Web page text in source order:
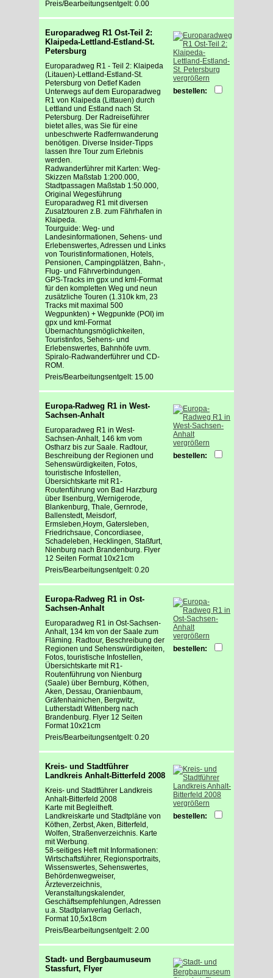
Preis/Bearbeitungsentgelt: 0.00
Europaradweg R1 Ost-Teil 2:
Klaipeda-Lettland-Estland-St.
Petersburg
Europaradweg R1 - Teil 2: Klaipeda
(Litauen)-Lettland-Estland-St.
Petersburg von Detlef Kaden
Unterwegs auf dem Europaradweg
R1 von Klaipeda (Littauen) durch
Lettland und Estland nach St.
Petersburg. Der Radreiseführer
bietet alles, was Sie für eine
unbeschwerte Radfernwanderung
benötigen. Diverse Insider-Tipps
lassen Ihre Tour zum Erlebnis
werden.
Radwanderführer mit Karten: Weg-
Skizzen Maßstab 1:200.000,
Stadtpassagen Maßstab 1:50.000,
Original Wegesführung
Europaradweg R1 mit diversen
Zusatztouren z.B. zum Fährhafen in
Klaipeda.
Tourguide: Weg- und
Landesinformationen, Sehens- und
Erlebenswertes, Adressen und Links
von Touristinformationen, Hotels,
Pensionen, Campingplätzen, Bahn-,
Flug- und Fährverbindungen.
GPS-Tracks im gpx und kml-Format
für den kompletten Weg und neun
zusätzliche Touren (1.310k km, 23
Tracks mit maximal 500
Wegpunkten) + Wegpunkte (POI) im
gpx und kml-Format
Übernachtungsmöglichkeiten,
Touristinfos, Sehens- und
Erlebenswertes, Bahnhöfe uvm.
Spiralo-Radwanderführer und CD-
ROM.
Preis/Bearbeitungsentgelt: 15.00
vergrößern
bestellen:
Europa-Radweg R1 in West-
Sachsen-Anhalt
Europaradweg R1 in West-
Sachsen-Anhalt, 146 km vom
Ostharz bis zur Saale. Radtour,
Beschreibung der Regionen und
Sehenswürdigkeiten, Fotos,
touristische Infostellen,
Übersichtskarte mit R1-
Routenführung von Bad Harzburg
über Ilsenburg, Wernigerode,
Blankenburg, Thale, Gernrode,
Ballenstedt, Meisdorf,
Ermsleben,Hoym, Gatersleben,
Friedrichsaue, Concordiasee,
Schadeleben, Hecklingen, Staßfurt,
Nienburg nach Brandenburg. Flyer
12 Seiten Format 10x21cm
Preis/Bearbeitungsentgelt: 0.20
vergrößern
bestellen:
Europa-Radweg R1 in Ost-
Sachsen-Anhalt
Europaradweg R1 in Ost-Sachsen-
Anhalt, 134 km von der Saale zum
Fläming. Radtour, Beschreibung der
Regionen und Sehenswürdigkeiten,
Fotos, touristische Infostellen,
Übersichtskarte mit R1-
Routenführung von Nienburg
(Saale) über Bernburg, Köthen,
Aken, Dessau, Oranienbaum,
Gräfenhainichen, Bergwitz,
Lutherstadt Wittenberg nach
Brandenburg. Flyer 12 Seiten
Format 10x21cm
Preis/Bearbeitungsentgelt: 0.20
vergrößern
bestellen:
Kreis- und Stadtführer
Landkreis Anhalt-Bitterfeld 2008
Kreis- und Stadtführer Landkreis
Anhalt-Bitterfeld 2008
Karte mit Begleitheft.
Landkreiskarte und Stadtpläne von
Köthen, Zerbst, Aken, Bitterfeld,
Wolfen, Straßenverzeichnis. Karte
mit Werbung.
58-seitiges Heft mit Informationen:
Wirtschaftsführer, Regionsportraits,
Wissenswertes, Sehenswertes,
Behördenwegweiser,
Ärzteverzeichnis,
Veranstaltungskalender,
Geschäftsempfehlungen, Adressen
u.a. Stadtplanverlag Gerlach,
Format 10,5x18cm
Preis/Bearbeitungsentgelt: 2.00
vergrößern
bestellen:
Stadt- und Bergbaumuseum
Stassfurt, Flyer